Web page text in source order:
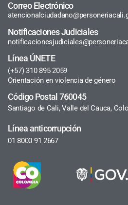
Correo Electrónico
Notificaciones Judiciales
Línea ÚNETE
(+57) 310 895 2059
Orientación en violencia de género
Código Postal 760045
Santiago de Cali, Valle del Cauca,
Línea anticorrupción
01 8000 91 2667